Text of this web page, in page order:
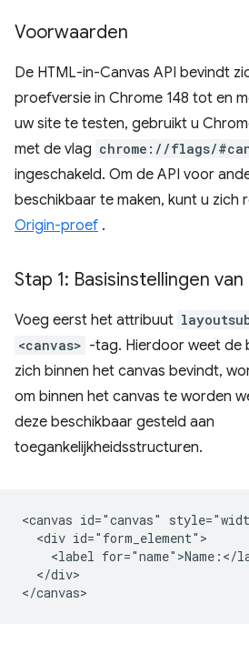
Voorwaarden
De HTML-in-Canvas API bevindt
proefversie in Chrome 148 tot en
uw site te testen, gebruikt u
met de vlag chrome://flags/
ingeschakeld. Om de API voor
beschikbaar te maken, kunt u zich
Origin-proef .
Stap 1: Basisinstellingen van
Voeg eerst het attribuut
<canvas> -tag. Hierdoor weet de
zich binnen het canvas bevindt,
om binnen het canvas te worden
deze beschikbaar gesteld aan
toegankelijkheidsstructuren.
<canvas id="canvas"
  <div id="form_element">
<label for="name">Name:</
  </div>